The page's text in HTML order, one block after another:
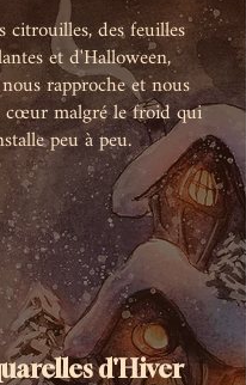
citrouilles, des feuilles
et d'Halloween,
rapproche et nous
cœur malgré le froid qui
peu à peu.
d'Hiver